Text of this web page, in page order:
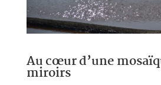
Au cœur d’une
miroirs